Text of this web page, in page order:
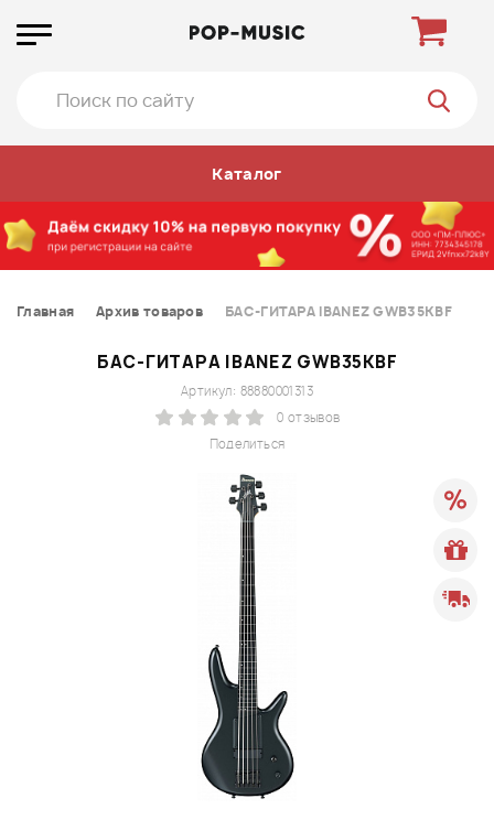
Каталог
Главная Архив товаров БАС-ГИТАРА IBANEZ GWB35KBF
БАС-ГИТАРА IBANEZ GWB35KBF
Поделиться
Артикул: 88880001313
0 отзывов